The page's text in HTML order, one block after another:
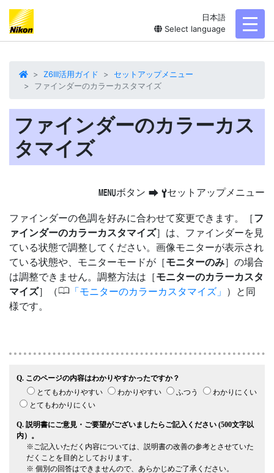
日本語
Select language
Z6III活用ガイド
セットアップメニュー
ファインダーのカラーカスタマイズ
ファインダーのカラーカス
タマイズ
Gボタン U Bセットアップメニュー
ファインダーの色調を好みに合わせて変更できます。［フ
ァインダーのカラーカスタマイズ］は、ファインダーを見
ている状態で調整してください。画像モニターが表示され
ている状態や、モニターモードが［モニターのみ］の場合
は調整できません。調整方法は［モニターのカラーカスタ
マイズ］（0 モニターのカラーカスタマイズ
）と同
様です。